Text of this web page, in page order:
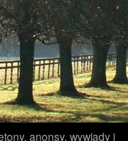
anonsy, wywiady i